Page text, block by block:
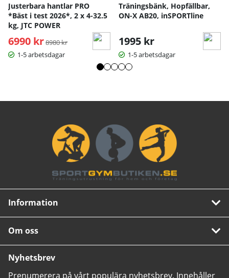
Justerbara hantlar PRO
*Bäst i test 2026*, 2 x 4-32.5
kg, JTC POWER
6990 kr Ordinarie pris:
8980 kr
1-5 arbetsdagar
Träningsbänk, Hopfällbar,
ON-X AB20, inSPORTline
1995 kr
1-5 arbetsdagar
Information
Om oss
Nyhetsbrev
Prenumerera på vårt populära nyhetsbrev. Innehåller